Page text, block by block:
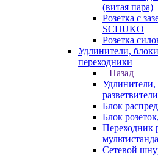
(витая пара)
Розетка с
SCHUKO
Розетка
Удлинители, блоки
переходники
Назад
Удлинители,
Блок
Блок
Переходник
Сетевой